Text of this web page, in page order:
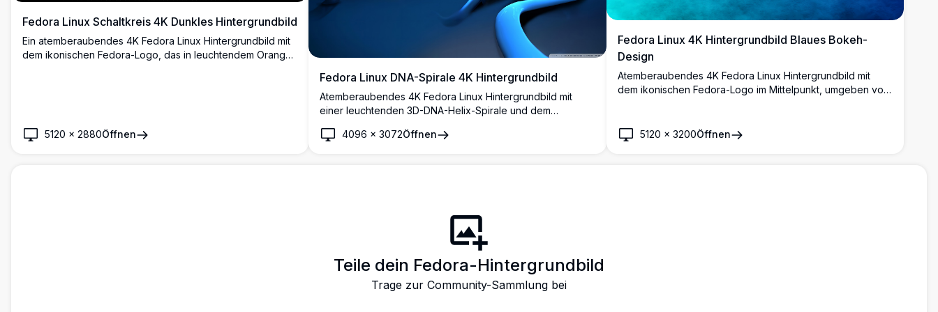
Fedora Linux Schaltkreis 4K Dunkles Hintergrundbild
Ein atemberaubendes 4K Fedora Linux Hintergrundbild mit
dem ikonischen Fedora-Logo, das in leuchtendem Orange
5120 × 2880Öffnen
Fedora Linux DNA-Spirale 4K Hintergrundbild
Atemberaubendes 4K Fedora Linux Hintergrundbild mit
einer leuchtenden 3D-DNA-Helix-Spirale und dem
Beleuchtung schaffen einen futuristischen Desktop-
4096 ×3072Öffnen
Fedora Linux 4K Hintergrundbild Blaues Bokeh-
Design
Atemberaubendes 4K Fedora Linux Hintergrundbild mit
dem ikonischen Fedora-Logo im Mittelpunkt, umgeben von
Hintergrund. Perfekt für Linux-Enthusiasten und Entwickler.
5120 × 3200Öffnen
Teile dein Fedora-Hintergrundbild
Trage zur Community-Sammlung bei